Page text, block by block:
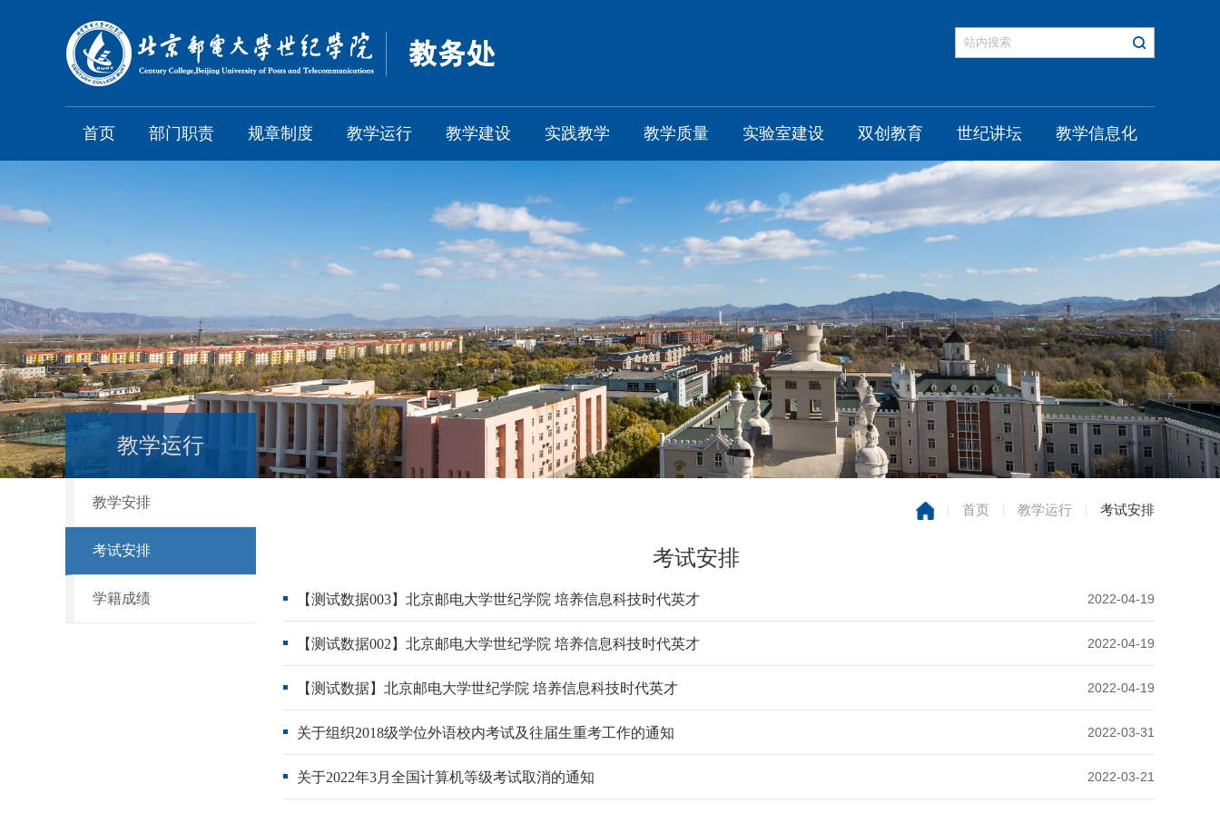
首页 部门职责 规章制度 教学运行 教学建设 实践教学 教学质量 实验室建设 双创教育 世纪讲坛 教学信息化
教学运行
教学安排
考试安排
学籍成绩
| 首页 | 教学运行 | 考试安排
考试安排
2022-04-19
【测试数据003】北京邮电大学世纪学院 培养信息科技时代英才
2022-04-19
【测试数据002】北京邮电大学世纪学院 培养信息科技时代英才
2022-04-19
【测试数据】北京邮电大学世纪学院 培养信息科技时代英才
2022-03-31
关于组织2018级学位外语校内考试及往届生重考工作的通知
2022-03-21
关于2022年3月全国计算机等级考试取消的通知